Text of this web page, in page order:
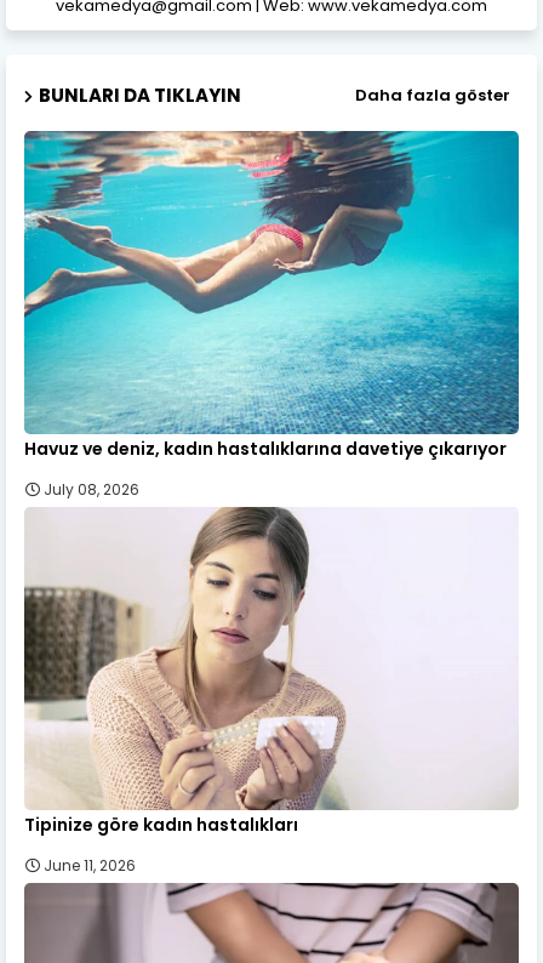
vekamedya@gmail.com | Web: www.vekamedya.com
BUNLARI DA TIKLAYIN Daha fazla göster
Havuz ve deniz, kadın hastalıklarına davetiye çıkarıyor
July 08, 2026
Tipinize göre kadın hastalıkları
June 11, 2026